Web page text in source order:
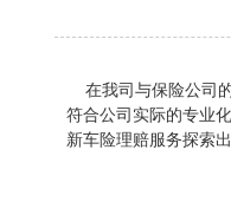
在我司与保险公司
符合公司实际的专业
新车险理赔服务探索